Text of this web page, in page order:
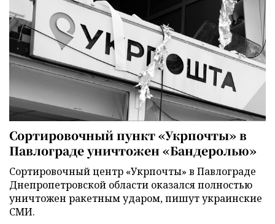
Сортировочный пункт «Укрпочты» в
Павлограде уничтожен «Бандеролью»
Сортировочный центр «Укрпочты» в Павлограде
Днепропетровской области оказался полностью
уничтожен ракетным ударом, пишут украинские
СМИ.